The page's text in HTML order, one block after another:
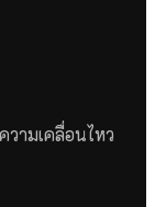
วามเคลื่อนไหว